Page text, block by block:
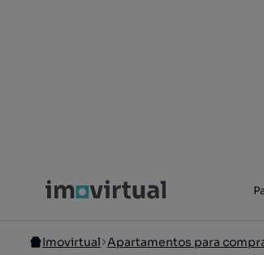
Imovirtual Apartamentos para